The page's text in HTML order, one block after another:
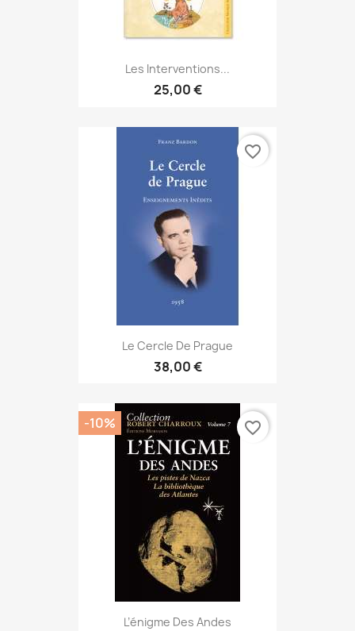
Les Interventions...
25,00 €
Le Cercle De Prague
38,00 €
favorite_border
L’énigme Des Andes
-10% favorite_border